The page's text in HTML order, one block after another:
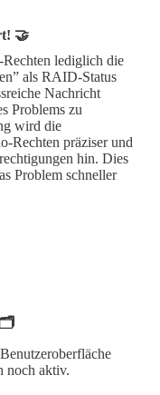
🤝
lediglich die
als RAID-Status
Nachricht
Problems zu
wird die
Rechten präziser und
hin. Dies
Problem schneller
noch aktiv.